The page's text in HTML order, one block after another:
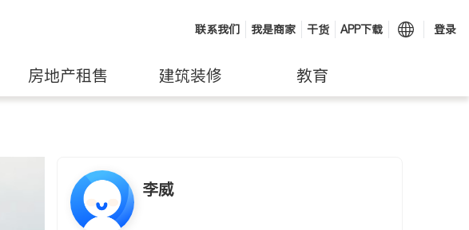
联系我们 我是商家 干货 APP下载 登录
房地产租售 建筑装修 教育
李威